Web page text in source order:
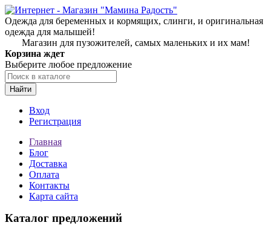
Одежда для беременных и кормящих, слинги, и оригинальная
одежда для малышей!
Магазин для пузожителей, самых маленьких и их мам!
Корзина ждет
Выберите любое предложение
Найти
Вход
Регистрация
Главная
Блог
Доставка
Оплата
Контакты
Карта сайта
Каталог предложений